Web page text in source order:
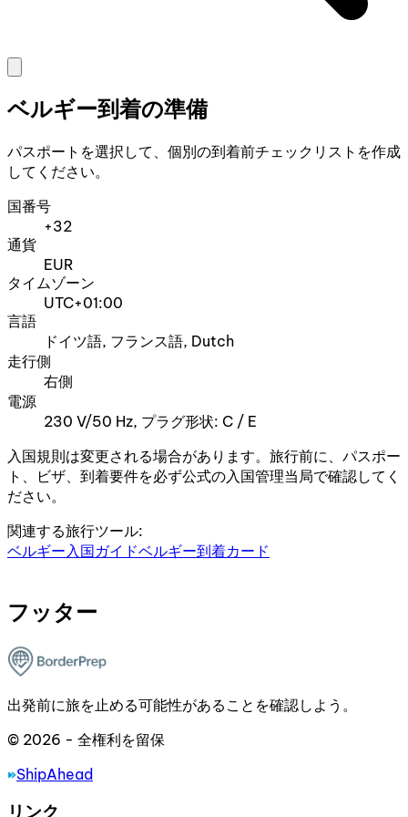
ベルギー到着の準備
パスポートを選択して、個別の到着前チェックリストを作成
してください。
国番号
+32
通貨
EUR
タイムゾーン
UTC+01:00
言語
ドイツ語, フランス語, Dutch
走行側
右側
電源
230 V/50 Hz, プラグ形状: C / E
入国規則は変更される場合があります。旅行前に、パスポー
ト、ビザ、到着要件を必ず公式の入国管理当局で確認してく
ださい。
関連する旅行ツール:
ベルギー入国ガイドベルギー到着カード
フッター
出発前に旅を止める可能性があることを確認しよう。
© 2026 - 全権利を留保
ShipAhead
リンク